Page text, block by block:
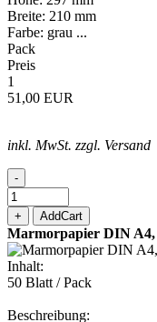
Breite: 210 mm
Farbe: grau ...
Pack
Preis
1
51,00 EUR
inkl. MwSt. zzgl. Versand
-
+ AddCart
Marmorpapier DIN A4,
Inhalt:
50 Blatt / Pack
Beschreibung: